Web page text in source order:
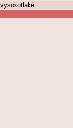
vysokotlaké